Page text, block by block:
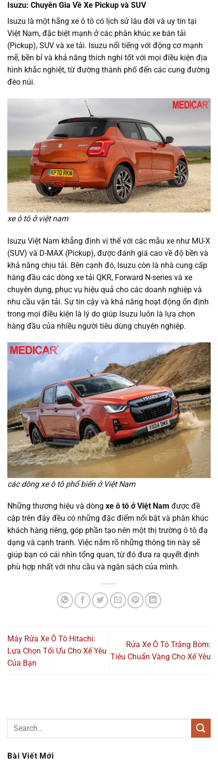
Isuzu: Chuyên Gia Về Xe Pickup và SUV
Isuzu là một hãng xe ô tô có lịch sử lâu đời và uy tín tại
Việt Nam, đặc biệt mạnh ở các phân khúc xe bán tải
(Pickup), SUV và xe tải. Isuzu nổi tiếng với động cơ mạnh
mẽ, bền bỉ và khả năng thích nghi tốt với mọi điều kiện địa
hình khắc nghiệt, từ đường thành phố đến các cung đường
đèo núi.
xe ô tô ở việt nam
Isuzu Việt Nam khẳng định vị thế với các mẫu xe như MU-X
(SUV) và D-MAX (Pickup), được đánh giá cao về độ bền và
khả năng chịu tải. Bên cạnh đó, Isuzu còn là nhà cung cấp
hàng đầu các dòng xe tải QKR, Forward N-series và xe
chuyên dụng, phục vụ hiệu quả cho các doanh nghiệp và
nhu cầu vận tải. Sự tin cậy và khả năng hoạt động ổn định
trong mọi điều kiện là lý do giúp Isuzu luôn là lựa chọn
hàng đầu của nhiều người tiêu dùng chuyên nghiệp.
các dòng xe ô tô phổ biến ở Việt Nam
Những thương hiệu và dòng xe ô tô ở Việt Nam được đề
cập trên đây đều có những đặc điểm nổi bật và phân khúc
khách hàng riêng, góp phần tạo nên một thị trường ô tô đa
dạng và cạnh tranh. Việc nắm rõ những thông tin này sẽ
giúp bạn có cái nhìn tổng quan, từ đó đưa ra quyết định
phù hợp nhất với nhu cầu và ngân sách của mình.
Máy Rửa Xe Ô Tô Hitachi:
Lựa Chọn Tối Ưu Cho Xế Yêu
Của Bạn
Rửa Xe Ô Tô Trảng Bom:
Tiêu Chuẩn Vàng Cho Xế Yêu
Bài Viết Mới